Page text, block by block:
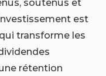
soutenus et
est
transforme les
rétention